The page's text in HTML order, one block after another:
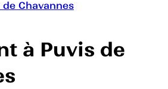
Chavannes
à Puvis de